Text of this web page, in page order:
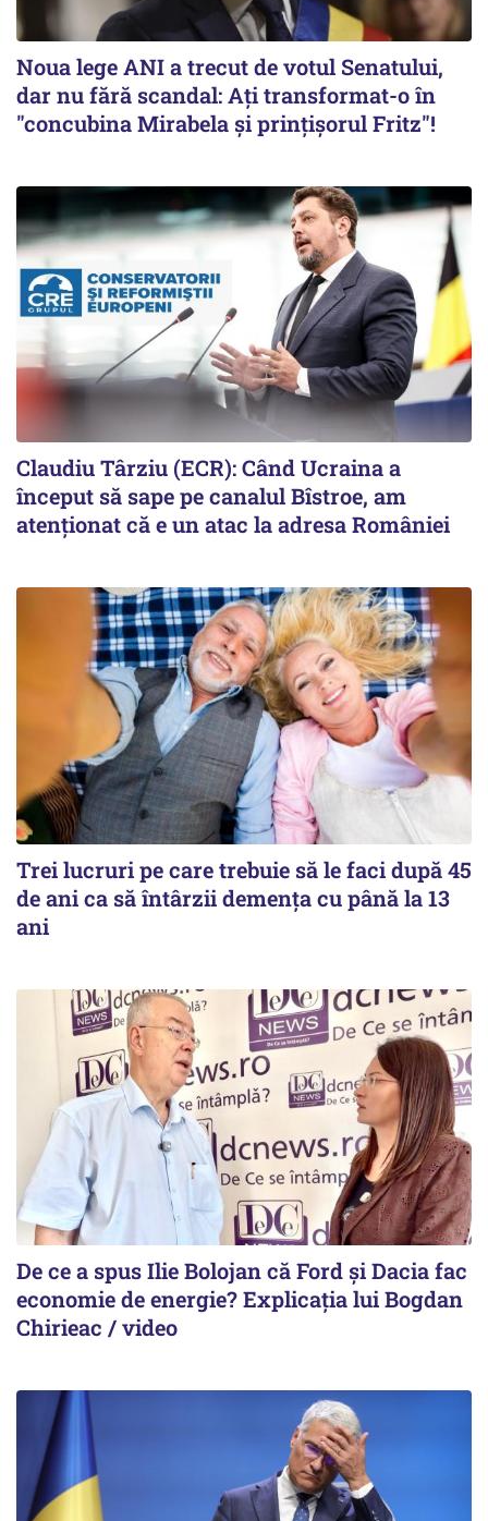
Noua lege ANI a trecut de votul Senatului,
dar nu fără scandal: Ați transformat-o în
"concubina Mirabela şi prinţişorul Fritz"!
Claudiu Târziu (ECR): Când Ucraina a
început să sape pe canalul Bîstroe, am
atenționat că e un atac la adresa României
Trei lucruri pe care trebuie să le faci după 45
de ani ca să întârzii demența cu până la 13
ani
De ce a spus Ilie Bolojan că Ford și Dacia fac
economie de energie? Explicația lui Bogdan
Chirieac / video